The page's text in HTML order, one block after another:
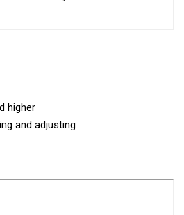
higher
and adjusting